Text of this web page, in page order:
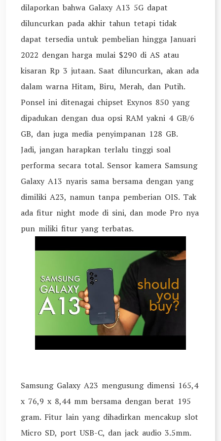
dilaporkan bahwa Galaxy A13 5G dapat
diluncurkan pada akhir tahun tetapi tidak
dapat tersedia untuk pembelian hingga Januari
2022 dengan harga mulai $290 di AS atau
kisaran Rp 3 jutaan. Saat diluncurkan, akan ada
dalam warna Hitam, Biru, Merah, dan Putih.
Ponsel ini ditenagai chipset Exynos 850 yang
dipadukan dengan dua opsi RAM yakni 4 GB/6
GB, dan juga media penyimpanan 128 GB.
Jadi, jangan harapkan terlalu tinggi soal
performa secara total. Sensor kamera Samsung
Galaxy A13 nyaris sama bersama dengan yang
dimiliki A23, namun tanpa pemberian OIS. Tak
ada fitur night mode di sini, dan mode Pro nya
pun miliki fitur yang terbatas.
Samsung Galaxy A23 mengusung dimensi 165,4
x 76,9 x 8,44 mm bersama dengan berat 195
gram. Fitur lain yang dihadirkan mencakup slot
Micro SD, port USB-C, dan jack audio 3.5mm.